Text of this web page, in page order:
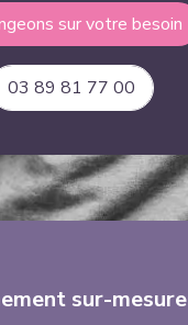
sur votre besoin
03 89 81 77 00
sur-mesure